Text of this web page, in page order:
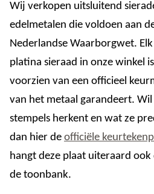
Wij verkopen uitsluitend
edelmetalen die voldoen aan
Nederlandse Waarborgwet.
platina sieraad in onze winkel
voorzien van een officieel
van het metaal garandeert.
stempels herkent en wat ze
dan hier de officiële
hangt deze plaat uiteraard
de toonbank.